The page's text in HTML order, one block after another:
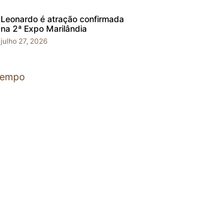
Leonardo é atração confirmada
na 2ª Expo Marilândia
julho 27, 2026